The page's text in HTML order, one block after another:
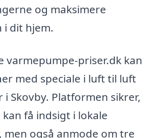
og maksimere
dit hjem.
varmepumpe-priser.dk kan
med speciale i luft til luft
Skovby. Platformen sikrer,
få indsigt i lokale
men også anmode om tre